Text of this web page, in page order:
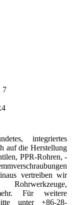
integriertes
auf die Herstellung
PPR-Rohren, -
vertreiben wir
Für weitere
unter +86-28-